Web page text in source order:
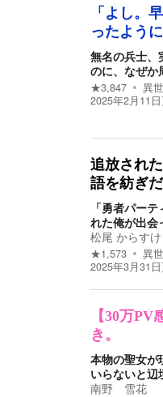
「よし。
ったよう
無名の兵士、
のに、なぜ
★3,847 異
2025年2月11日
追放され
語を紡ぎ
「勇者パー
れた俺が出
松尾 からすけ
★1,573 異
2025年3月31日
【30万
き。
本物の聖女が
いらないと
南野 雪花